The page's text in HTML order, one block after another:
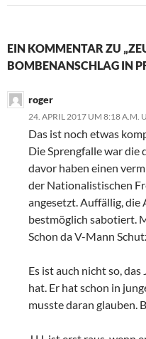
EIN KOMMENTAR ZU
BOMBENANSCHLAG IN
roger
24. APRIL 2017 UM 8:18 A.M.
Das ist noch etwas
Die Sprengfalle war
davor haben einen
der Nationalistischen
angesetzt. Auffällig, die
bestmöglich sabotiert.
Schon da V-Mann
Es ist auch nicht so,
hat. Er hat schon in
musste daran glauben.